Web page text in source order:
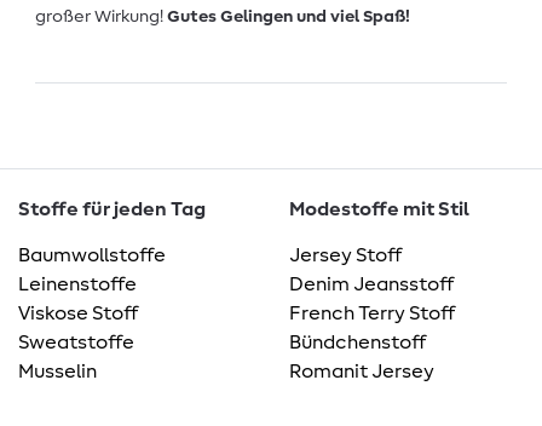
großer Wirkung! Gutes Gelingen und viel Spaß!
Stoffe für jeden Tag
Baumwollstoffe
Leinenstoffe
Viskose Stoff
Sweatstoffe
Musselin
Modestoffe mit Stil
Jersey Stoff
Denim Jeansstoff
French Terry Stoff
Bündchenstoff
Romanit Jersey